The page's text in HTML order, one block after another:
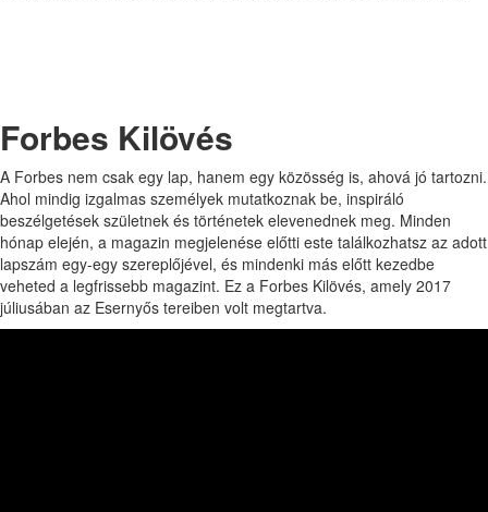
Forbes Kilövés
A Forbes nem csak egy lap, hanem egy közösség is, ahová jó tartozni.
Ahol mindig izgalmas személyek mutatkoznak be, inspiráló
beszélgetések születnek és történetek elevenednek meg. Minden
hónap elején, a magazin megjelenése előtti este találkozhatsz az adott
lapszám egy-egy szereplőjével, és mindenki más előtt kezedbe
veheted a legfrissebb magazint. Ez a Forbes Kilövés, amely 2017
júliusában az Esernyős tereiben volt megtartva.